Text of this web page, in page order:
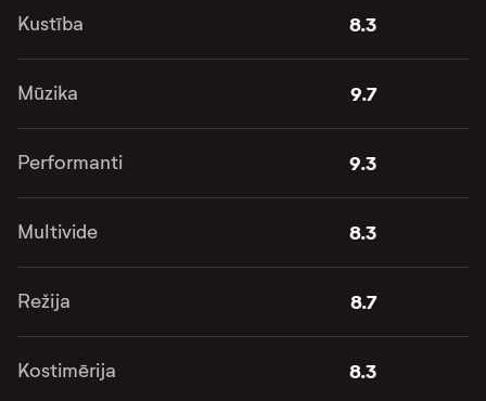
Kustība 8.3
Mūzika 9.7
Performanti 9.3
Multivide 8.3
Režija 8.7
Kostimērija 8.3